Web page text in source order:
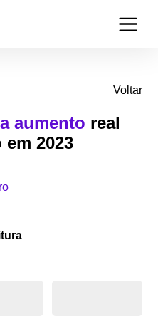
Voltar
aumento real
2023